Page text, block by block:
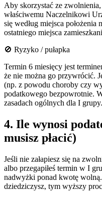
Aby skorzystać ze
właściwemu Naczelnikowi
się według miejsca
ostatniego miejsca
🚫 Ryzyko / pułapka
Termin 6 miesięcy jest
że nie można go przywrócić.
(np. z powodu choroby czy
podatkowego bezpowrotnie.
zasadach ogólnych dla I grupy.
4. Ile wynosi
musisz płacić)
Jeśli nie załapiesz się na
albo przegapiłeś termin w I
nadwyżki ponad kwotę
dziedziczysz, tym wyższy